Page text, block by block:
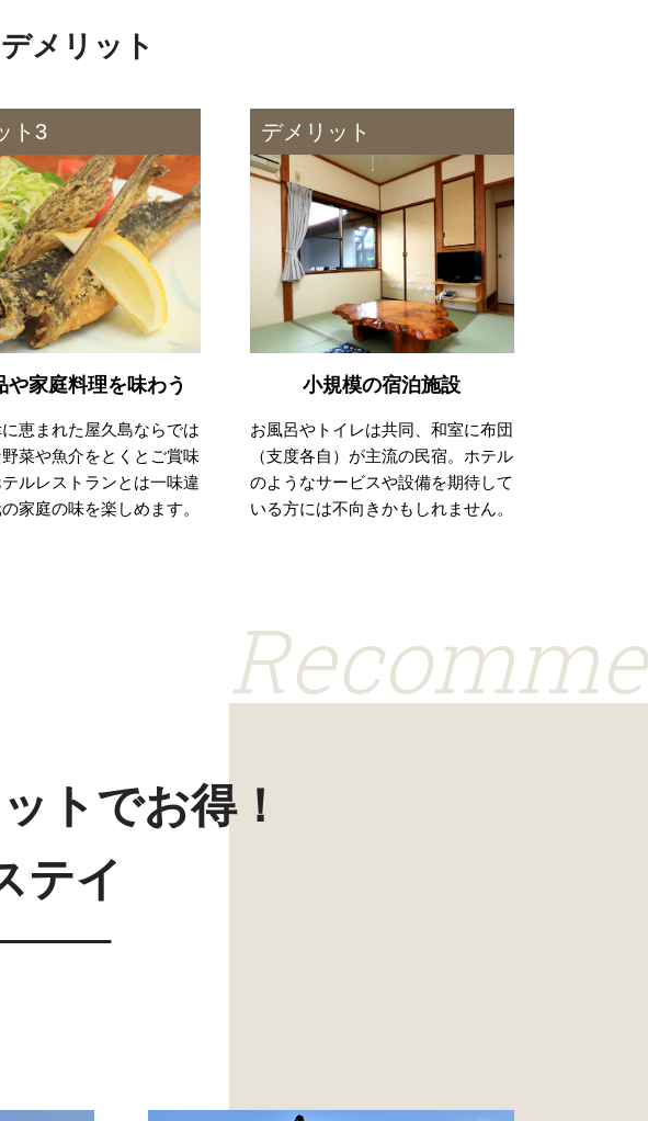
メリット
ト3
や家庭料理を味わう
恵まれた屋久島ならでは
菜や魚介をとくとご賞味
ルレストランとは一味違
家庭の味を楽しめます。
デメリット
小規模の宿泊施設
お風呂やトイレは共同、和室に布団
（支度各自）が主流の民宿。ホテル
のようなサービスや設備を期待して
いる方には不向きかもしれません。
トでお得！
テイ